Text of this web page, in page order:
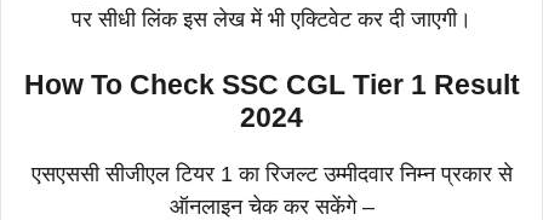
पर सीधी लिंक इस लेख में भी एक्टिवेट कर दी जाएगी।
How To Check SSC CGL Tier 1 Result
2024
एसएससी सीजीएल टियर 1 का रिजल्ट उम्मीदवार निम्न प्रकार से
ऑनलाइन चेक कर सकेंगे –